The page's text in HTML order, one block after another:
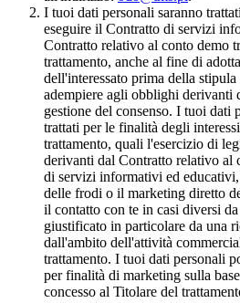
I tuoi dati personali saranno
eseguire il Contratto di servizi
Contratto relativo al conto demo
trattamento, anche al fine di
dell'interessato prima della
adempiere agli obblighi derivanti
gestione del consenso. I tuoi dati
trattati per le finalità degli
trattamento, quali l'esercizio di
derivanti dal Contratto relativo al
di servizi informativi ed
delle frodi o il marketing diretto
il contatto con te in casi diversi
giustificato in particolare da una
dall'ambito dell'attività
trattamento. I tuoi dati personali
per finalità di marketing sulla
concesso al Titolare del